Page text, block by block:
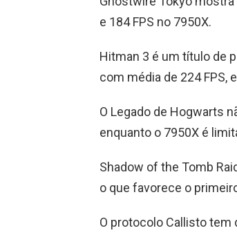
e 184 FPS no 7950X.
Hitman 3 é um título de
com média de 224 FPS,
O Legado de Hogwarts
enquanto o 7950X é
Shadow of the Tomb
o que favorece o
O protocolo Callisto tem